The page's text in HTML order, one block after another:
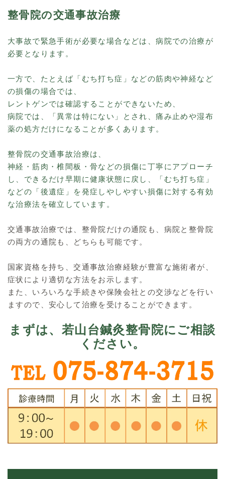
整骨院の交通事故治療
大事故で緊急手術が必要な場合などは、病院での治療が
必要となります。
一方で、たとえば「むち打ち症」などの筋肉や神経など
の損傷の場合では、
レントゲンでは確認することができないため、
病院では、「異常は特にない」とされ、痛み止めや湿布
薬の処方だけになることが多くあります。
整骨院の交通事故治療は、
神経・筋肉・椎間板・骨などの損傷に丁寧にアプローチ
し、できるだけ早期に健康状態に戻し、「むち打ち症」
などの「後遺症」を発症しやしやすい損傷に対する有効
な治療法を確立しています。
交通事故治療では、整骨院だけの通院も、病院と整骨院
の両方の通院も、どちらも可能です。
国家資格を持ち、交通事故治療経験が豊富な施術者が、
症状により適切な方法をお示します。
また、いろいろな手続きや保険会社との交渉などを行い
ますので、安心して治療を受けることができます。
まずは、若山台鍼灸整骨院にご相談
ください。